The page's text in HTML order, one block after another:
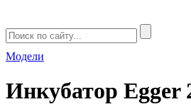
Модели
Инкубатор Egger